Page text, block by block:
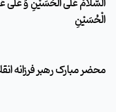
اَلسَّلامُ عَلَى الْحُسَيْنِ وَ عَلى
الْحُسَيْنِ
محضر مبارک رهبر فرزانه